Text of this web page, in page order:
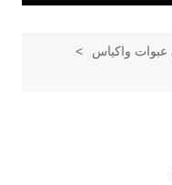
عبوات واكياس